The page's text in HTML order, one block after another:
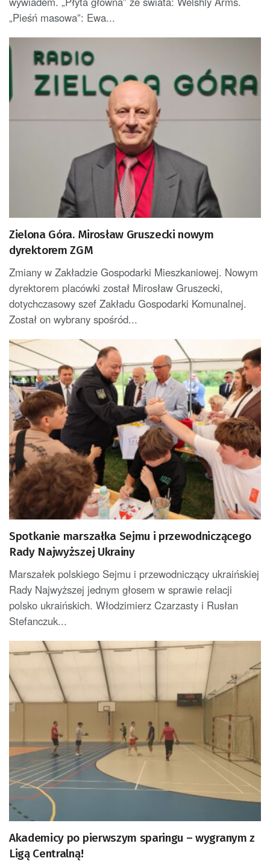
„Pieśń masowa”: Ewa...
Zielona Góra. Mirosław Gruszecki nowym
dyrektorem ZGM
Zmiany w Zakładzie Gospodarki Mieszkaniowej. Nowym
dyrektorem placówki został Mirosław Gruszecki,
dotychczasowy szef Zakładu Gospodarki Komunalnej.
Został on wybrany spośród...
Spotkanie marszałka Sejmu i przewodniczącego
Rady Najwyższej Ukrainy
Marszałek polskiego Sejmu i przewodniczący ukraińskiej
Rady Najwyższej jednym głosem w sprawie relacji
polsko ukraińskich. Włodzimierz Czarzasty i Rusłan
Stefanczuk...
Akademicy po pierwszym sparingu – wygranym z
Ligą Centralną!